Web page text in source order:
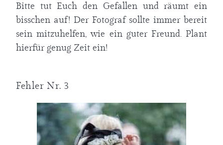
Bitte tut Euch den Gefallen und räumt ein
bisschen auf! Der Fotograf sollte immer bereit
sein mitzuhelfen, wie ein guter Freund. Plant
hierfür genug Zeit ein!
Fehler Nr. 3